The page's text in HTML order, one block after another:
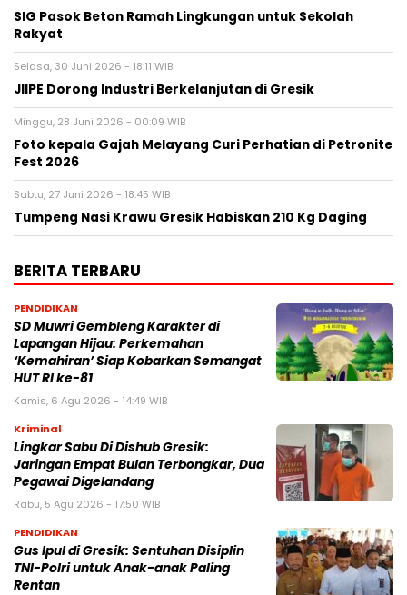
SIG Pasok Beton Ramah Lingkungan untuk Sekolah
Rakyat
Selasa, 30 Juni 2026 - 18:11 WIB
JIIPE Dorong Industri Berkelanjutan di Gresik
Minggu, 28 Juni 2026 - 00:09 WIB
Foto kepala Gajah Melayang Curi Perhatian di Petronite
Fest 2026
Sabtu, 27 Juni 2026 - 18:45 WIB
Tumpeng Nasi Krawu Gresik Habiskan 210 Kg Daging
BERITA TERBARU
PENDIDIKAN
SD Muwri Gembleng Karakter di
Lapangan Hijau: Perkemahan
‘Kemahiran’ Siap Kobarkan Semangat
HUT RI ke-81
Kamis, 6 Agu 2026 - 14:49 WIB
Kriminal
Lingkar Sabu Di Dishub Gresik:
Jaringan Empat Bulan Terbongkar, Dua
Pegawai Digelandang
Rabu, 5 Agu 2026 - 17:50 WIB
PENDIDIKAN
Gus Ipul di Gresik: Sentuhan Disiplin
TNI-Polri untuk Anak-anak Paling
Rentan